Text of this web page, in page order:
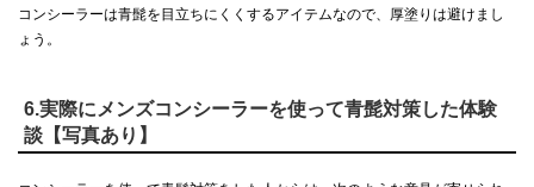
コンシーラーは青髭を目立ちにくくするアイテムなので、厚塗りは避けまし
ょう。
6.実際にメンズコンシーラーを使って青髭対策した体験
談【写真あり】